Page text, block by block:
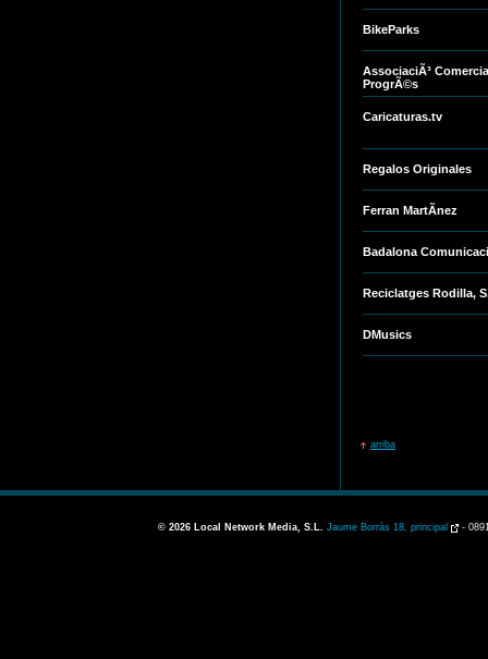
BikeParks
AssociaciÃ³
ProgrÃ©s
Caricaturas.tv
Regalos Originales
Ferran MartÃ­nez
Badalona
Reciclatges Rodilla,
DMusics
arriba
© 2026 Local Network Media, S.L. Jaume Borràs 18, principal -